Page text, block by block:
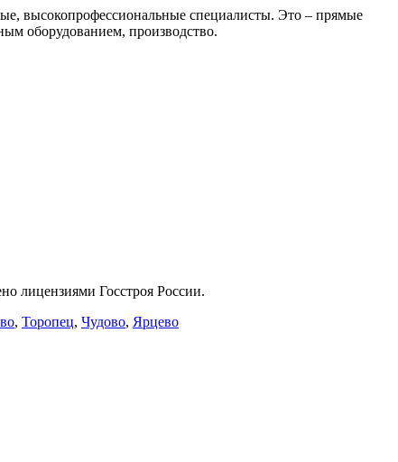
высокопрофессиональные специалисты. Это – прямые
оборудованием, производство.
лицензиями Госстроя России.
, Торопец, Чудово, Ярцево